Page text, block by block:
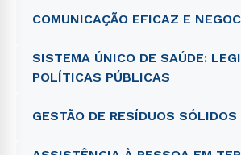
COMUNICAÇÃO EFICAZ E
SISTEMA ÚNICO DE SAÚDE:
POLÍTICAS PÚBLICAS
GESTÃO DE RESÍDUOS SÓLIDOS